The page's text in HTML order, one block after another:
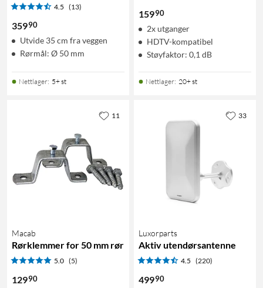
4.5 (13)
35990
Utvide 35 cm fra veggen
Rørmål: Ø 50 mm
Nettlager: 5+ st
15990
2x utganger
HDTV-kompatibel
Støyfaktor: 0,1 dB
Nettlager: 20+ st
Macab
Rørklemmer for 50 mm rør
5.0 (5)
12990
11
Luxorparts
Aktiv utendørsantenne
4.5 (220)
49990
33